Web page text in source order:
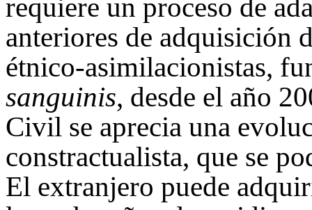
requiere un proceso de
anteriores de adquisición
étnico-asimilacionistas,
sanguinis, desde el año
Civil se aprecia una
constractualista, que se
El extranjero puede